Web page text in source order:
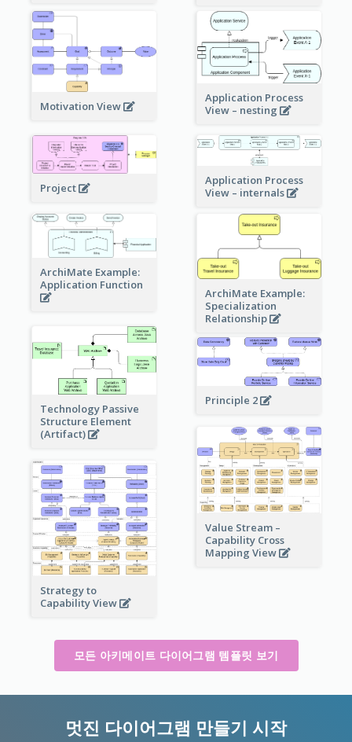
Motivation View
Application Process
View – nesting
Project
Application Process
View – internals
ArchiMate Example:
Application Function
ArchiMate Example:
Specialization
Relationship
Technology Passive
Structure Element
(Artifact)
Principle 2
Value Stream –
Capability Cross
Mapping View
Strategy to
Capability View
모든 아키메이트 다이어그램 템플릿 보기
멋진 다이어그램 만들기 시작